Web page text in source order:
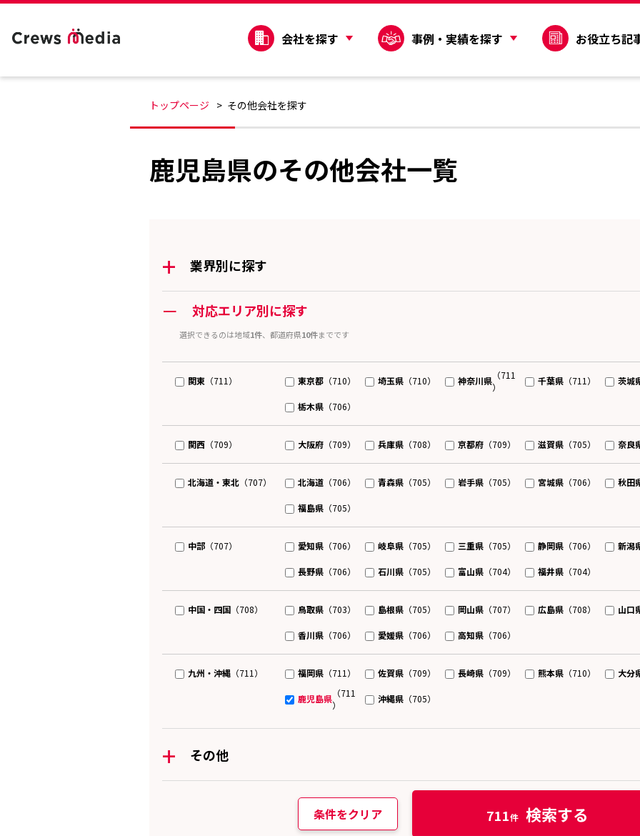
会社を探す 事例・実績を探す お役立ち記
トップページ その他会社を探す
鹿児島県のその他会社一覧
+ 業界別に探す
ー 対応エリア別に探す
選択できるのは地域1件、都道府県10件までです
関東 （711） 東京都（710） 埼玉県（710） 神奈川県 （711
）
千葉県（711） 茨城
栃木県（706）
関西 （709） 大阪府（709） 兵庫県（708） 京都府（709） 滋賀県（705） 奈良
北海道・東北 （707） 北海道（706） 青森県（705） 岩手県（705） 宮城県（706） 秋田
福島県（705）
中部 （707） 愛知県（706） 岐阜県（705） 三重県（705） 静岡県（706） 新潟
長野県（706） 石川県（705） 富山県（704） 福井県（704）
中国・四国 （708） 鳥取県（703） 島根県（705） 岡山県（707） 広島県（708） 山口
香川県（706） 愛媛県（706） 高知県（706）
九州・沖縄 （711） 福岡県（711） 佐賀県（709） 長崎県（709） 熊本県（710） 大分
鹿児島県 （711
）
沖縄県（705）
+ その他
条件をクリア 711 検索する